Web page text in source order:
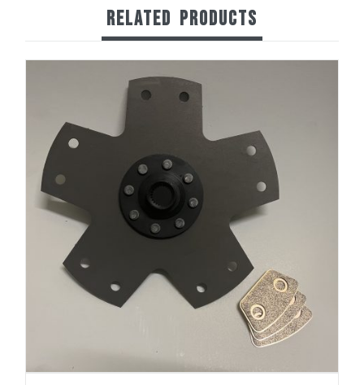
RELATED PRODUCTS